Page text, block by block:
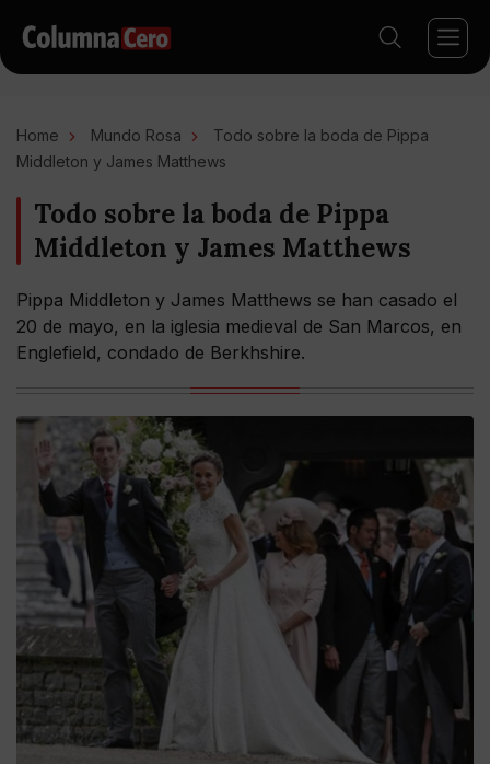
Home Mundo Rosa
Todo sobre la boda de Pippa
Middleton y James Matthews
Todo sobre la boda de Pippa
Middleton y James Matthews
Pippa Middleton y James Matthews se han casado el
20 de mayo, en la iglesia medieval de San Marcos, en
Englefield, condado de Berkhshire.